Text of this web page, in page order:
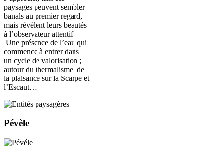
paysages peuvent sembler
banals au premier regard,
mais révèlent leurs beautés
à l’observateur attentif.
Une présence de l’eau qui
commence à entrer dans
un cycle de valorisation ;
autour du thermalisme, de
la plaisance sur la Scarpe et
l’Escaut…
Pévèle